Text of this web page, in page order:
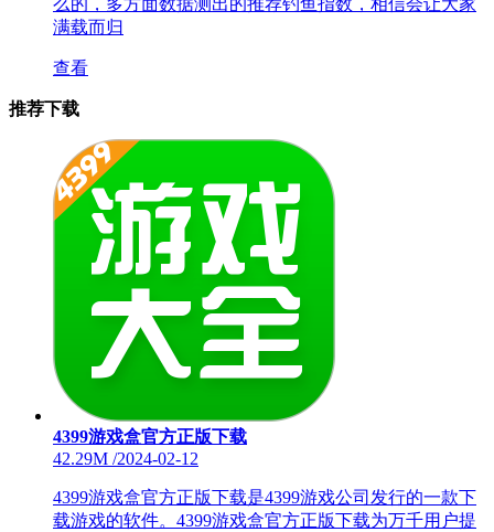
满载而归
查看
推荐下载
4399游戏盒官方正版下载
42.29M /2024-02-12
4399游戏盒官方正版下载是4399游戏公司发行的一款下
载游戏的软件。4399游戏盒官方正版下载为万千用户提